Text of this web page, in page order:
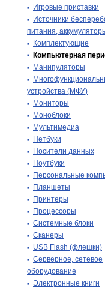
Игровые приставки
Источники
питания,
Комплектующие
Компьютерная
Манипуляторы
устройства (МФУ)
Мониторы
Моноблоки
Мультимедиа
Нетбуки
Носители данных
Ноутбуки
Персональные
Планшеты
Принтеры
Процессоры
Системные блоки
Сканеры
USB Flash (флешки)
Серверное, сетевое
оборудование
Электронные книги